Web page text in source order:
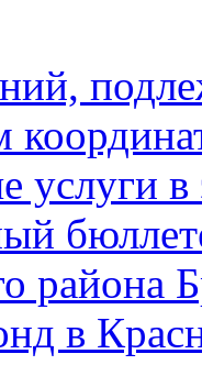
в
района
в